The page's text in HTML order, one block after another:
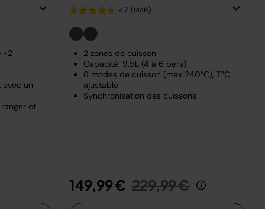
+2
avec un
et
4.7 (1446)
2 zones de cuisson
Capacité: 9.5L (4 à 6 pers)
6 modes de cuisson (max 240°C), T°C
ajustable
Synchronisation des cuissons
149,99 € Prix réduit de
229,99 €au